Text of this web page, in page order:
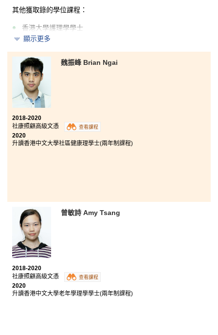
其他獲取錄的學位課程：
香港大學護理學學士
香港中文大學護理學學士 (學分豁免)
我十分感激老師們的教導和照顧，也很感謝一直以來支
持和鼓勵我的同學。 除此之外，課程安排同學到長者中
心和青年中心進行實習，讓我更了解社區服務中心的日
常運作和服務對象的特質及需要，對我將來的事業發展
有莫大幫助。
顯示更多
魏振峰 Brian Ngai
2018-2020
社康照顧高級文憑
查看課程
2020
升讀香港中文大學社區健康理學士(兩年制課程)
曾敏詩 Amy Tsang
2018-2020
社康照顧高級文憑
查看課程
2020
升讀香港中文大學老年學理學學士(兩年制課程)